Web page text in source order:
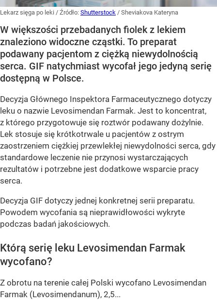
Lekarz sięga po leki / Źródło: Shutterstock / Sheviakova Kateryna
W większości przebadanych fiolek z lekiem
znaleziono widoczne cząstki. To preparat
podawany pacjentom z ciężką niewydolnością
serca. GIF natychmiast wycofał jego jedyną serię
dostępną w Polsce.
Decyzja Głównego Inspektora Farmaceutycznego dotyczy
leku o nazwie Levosimendan Farmak. Jest to koncentrat,
z którego przygotowuje się roztwór podawany dożylnie.
Lek stosuje się krótkotrwale u pacjentów z ostrym
zaostrzeniem ciężkiej przewlekłej niewydolności serca, gdy
standardowe leczenie nie przynosi wystarczających
rezultatów i potrzebne jest dodatkowe wsparcie pracy
serca.
Decyzja GIF dotyczy jednej konkretnej serii preparatu.
Powodem wycofania są nieprawidłowości wykryte
podczas badań jakościowych.
Którą serię leku Levosimendan Farmak
wycofano?
Z obrotu na terenie całej Polski wycofano Levosimendan
Farmak (Levosimendanum), 2,5...